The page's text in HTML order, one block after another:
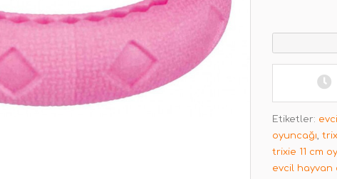
Etiketler:
oyuncağı,
trixie 11 cm
evcil hayvan